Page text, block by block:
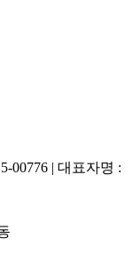
00776 | 대표자명 :